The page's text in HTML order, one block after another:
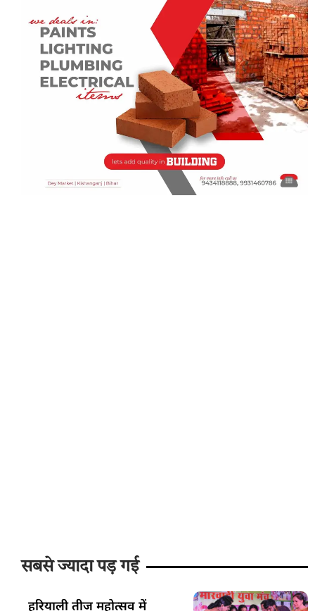
सबसे ज्यादा पड़ गई
हरियाली तीज महोत्सव में